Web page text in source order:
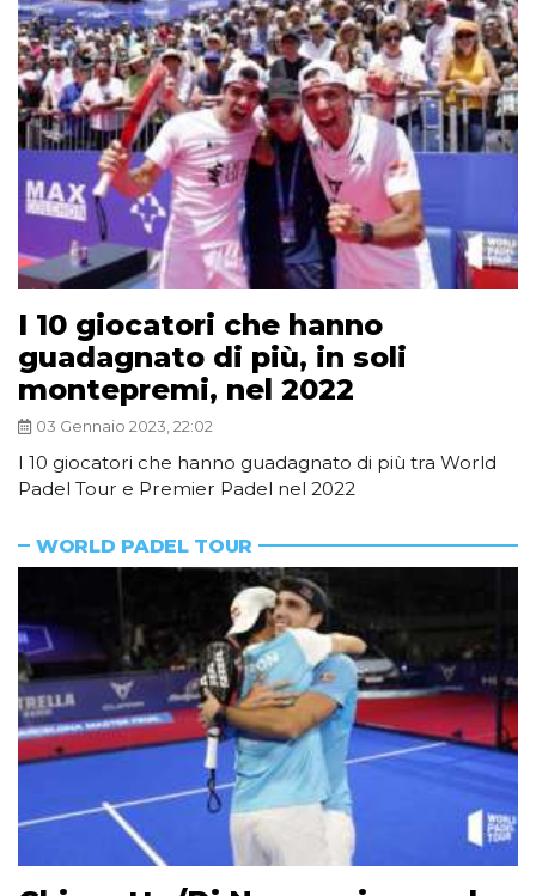
I 10 giocatori che hanno
guadagnato di più, in soli
montepremi, nel 2022
03 Gennaio 2023, 22:02
I 10 giocatori che hanno guadagnato di più tra World
Padel Tour e Premier Padel nel 2022
WORLD PADEL TOUR